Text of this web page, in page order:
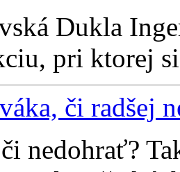
Dukla
pri ktorej
či radšej
nedohrať?